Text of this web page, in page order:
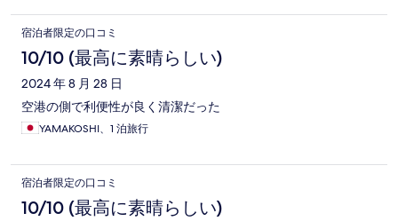
宿泊者限定の口コミ
10/10 (最高に素晴らしい)
2024 年 8 月 28 日
空港の側で利便性が良く清潔だった
YAMAKOSHI、1 泊旅行
宿泊者限定の口コミ
10/10 (最高に素晴らしい)